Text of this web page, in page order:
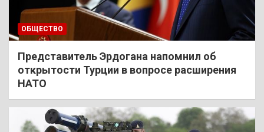
ОБЩЕСТВО
Представитель Эрдогана напомнил об
открытости Турции в вопросе расширения
НАТО